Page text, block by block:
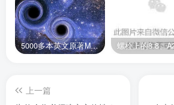
5000多本英文原著MOBI+AZW3格式电子书百度云网盘打包下载
上一篇